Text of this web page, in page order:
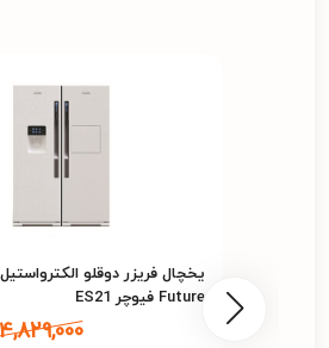
یخچال فریزر دوقلو
Future فیوچر ES21